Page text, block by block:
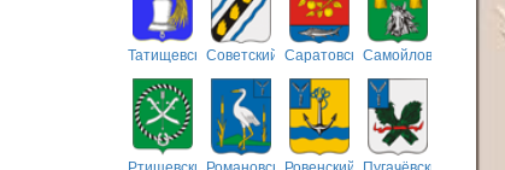
ТатищевскийСоветский СаратовскийСамойловский